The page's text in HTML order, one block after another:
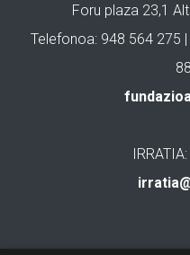
Foru plaza 23,1
Telefonoa: 948 564 275